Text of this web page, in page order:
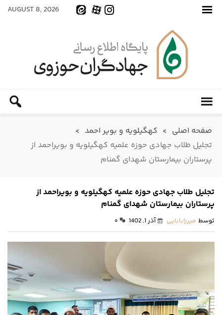
AUGUST 8, 2026
صفحه اصلی > کهگیلویه و بویر احمد >
تجلیل طلاب جهادی حوزه علمیه کهگیلویه و بویراحمد از
پرستاران بیمارستان شهدای گمنام
تجلیل طلاب جهادی حوزه علمیه کهگیلویه و بویراحمد از
پرستاران بیمارستان شهدای گمنام
توسط میرزابابایی آذر 1, 1402 ۰